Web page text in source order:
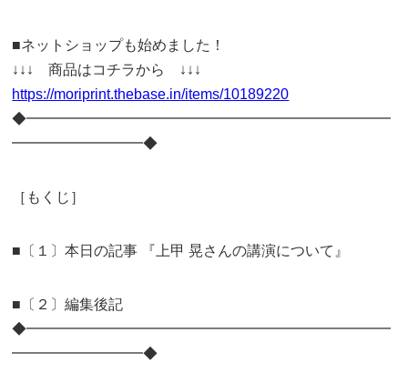
■ネットショップも始めました！
↓↓↓ 商品はコチラから ↓↓↓
https://moriprint.thebase.in/items/10189220
◆━━━━━━━━━━━━━━━━━━━━━━━━━
━━━━━━━━━◆
［もくじ］
■〔１〕本日の記事 『上甲 晃さんの講演について』
■〔２〕編集後記
◆━━━━━━━━━━━━━━━━━━━━━━━━━
━━━━━━━━━◆